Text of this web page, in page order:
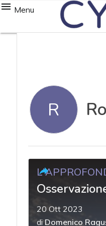
Menu
R
20 Ott 2023
diDomenico